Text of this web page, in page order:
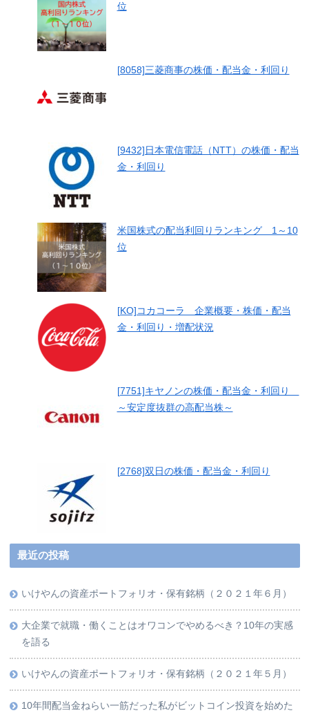
位
[8058]三菱商事の株価・配当金・利回り
[9432]日本電信電話（NTT）の株価・配当
金・利回り
米国株式の配当利回りランキング 1～10
位
[KO]コカコーラ 企業概要・株価・配当
金・利回り・増配状況
[7751]キヤノンの株価・配当金・利回り
～安定度抜群の高配当株～
[2768]双日の株価・配当金・利回り
最近の投稿
いけやんの資産ポートフォリオ・保有銘柄（２０２１年６月）
大企業で就職・働くことはオワコンでやめるべき？10年の実感
を語る
いけやんの資産ポートフォリオ・保有銘柄（２０２１年５月）
10年間配当金ねらい一筋だった私がビットコイン投資を始めた